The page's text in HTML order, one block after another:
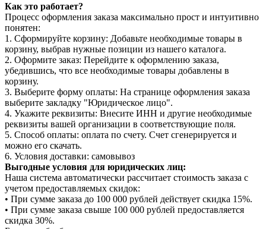
Как это работает?
Процесс оформления заказа максимально прост и интуитивно
понятен:
1. Сформируйте корзину: Добавьте необходимые товары в
корзину, выбрав нужные позиции из нашего каталога.
2. Оформите заказ: Перейдите к оформлению заказа,
убедившись, что все необходимые товары добавлены в
корзину.
3. Выберите форму оплаты: На странице оформления заказа
выберите закладку "Юридическое лицо".
4. Укажите реквизиты: Внесите ИНН и другие необходимые
реквизиты вашей организации в соответствующие поля.
5. Способ оплаты: оплата по счету. Счет сгенерируется и
можно его скачать.
6. Условия доставки: самовывоз
Выгодные условия для юридических лиц:
Наша система автоматически рассчитает стоимость заказа с
учетом предоставляемых скидок:
• При сумме заказа до 100 000 рублей действует скидка 15%.
• При сумме заказа свыше 100 000 рублей предоставляется
скидка 30%.